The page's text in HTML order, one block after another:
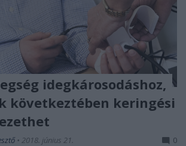
idegkárosodáshoz,
következtében keringési
• 2018. június 21. 0